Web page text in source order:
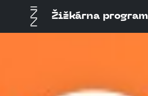
Žižkárna program